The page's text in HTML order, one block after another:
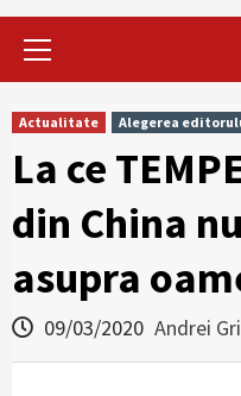
Actualitate Alegerea
La ce
din China
asupra
09/03/2020 Andrei